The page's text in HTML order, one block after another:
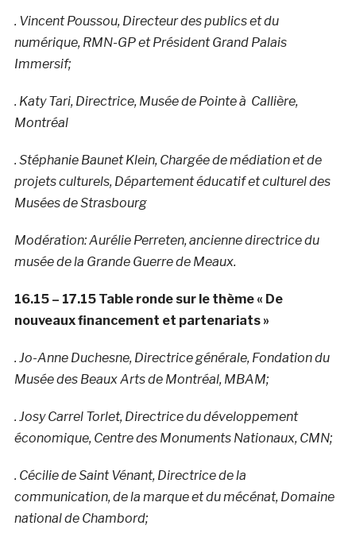
. Vincent Poussou, Directeur des publics et du
numérique, RMN-GP et Président Grand Palais
Immersif;
. Katy Tari, Directrice, Musée de Pointe à Callière,
Montréal
. Stéphanie Baunet Klein, Chargée de médiation et de
projets culturels, Département éducatif et culturel des
Musées de Strasbourg
Modération: Aurélie Perreten, ancienne directrice du
musée de la Grande Guerre de Meaux.
16.15 – 17.15 Table ronde sur le thème « De
nouveaux financement et partenariats »
. Jo-Anne Duchesne, Directrice générale, Fondation du
Musée des Beaux Arts de Montréal, MBAM;
. Josy Carrel Torlet, Directrice du développement
économique, Centre des Monuments Nationaux, CMN;
. Cécilie de Saint Vénant, Directrice de la
communication, de la marque et du mécénat, Domaine
national de Chambord;